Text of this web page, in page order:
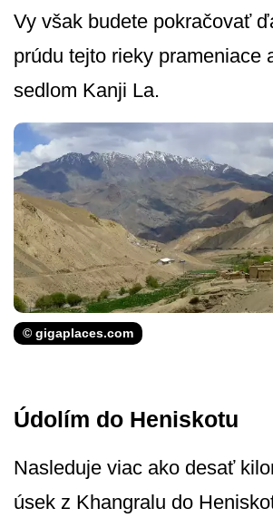
Vy však budete pokračovať
prúdu tejto rieky prameniace
sedlom Kanji La.
© gigaplaces.com
Údolím do Heniskotu
Nasleduje viac ako desať
úsek z Khangralu do